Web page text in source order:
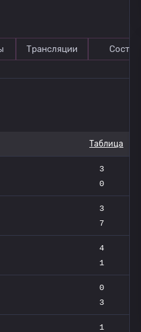
Трансляции Состав
Таблица
3
0
3
7
4
1
0
3
1